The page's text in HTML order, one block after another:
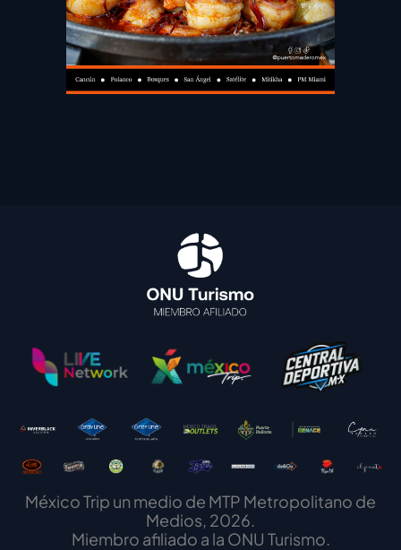
México Trip un medio de MTP Metropolitano de
Medios, 2026.
Miembro afiliado a la ONU Turismo.